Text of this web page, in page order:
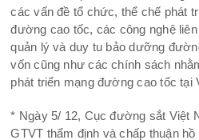
các vấn đề tổ chức, thể chế phát
đường cao tốc, các công nghệ
quản lý và duy tu bảo dưỡng
vốn cũng như các chính sách
phát triển mạng đường cao tốc tại
* Ngày 5/ 12, Cục đường sắt Việt
GTVT thẩm định và chấp thuận